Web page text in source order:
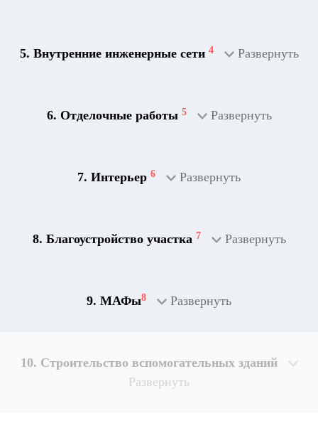
5. Внутренние инженерные сети 4 Развернуть
6. Отделочные работы 5 Развернуть
7. Интерьер 6 Развернуть
8. Благоустройство участка 7 Развернуть
9. МАФы8 Развернуть
10. Строительство вспомогательных зданий
Развернуть